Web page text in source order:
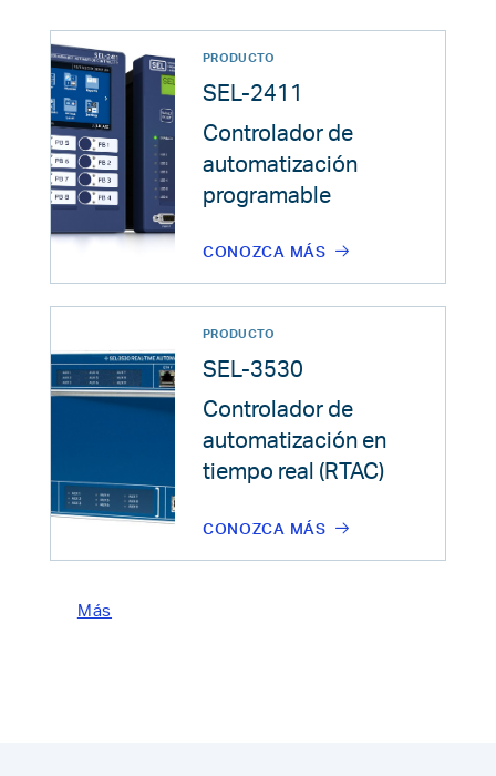
PRODUCTO
SEL‑2411
Controlador de
automatización
programable
CONOZCA MÁS
PRODUCTO
SEL-3530
Controlador de
automatización en
tiempo real (RTAC)
CONOZCA MÁS
Más